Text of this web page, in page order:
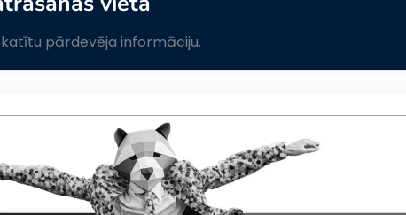
pārdevēja informāciju.